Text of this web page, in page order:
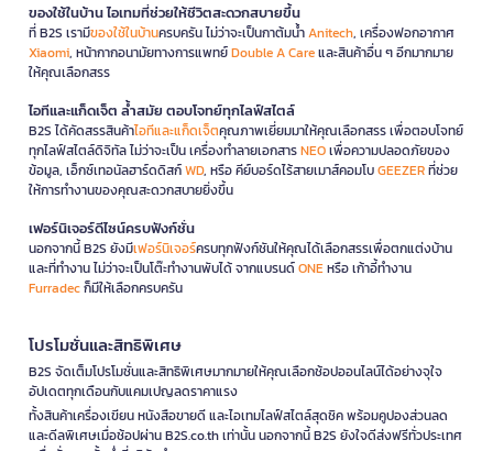
ของใช้ในบ้าน ไอเทมที่ช่วยให้ชีวิตสะดวกสบายขึ้น
ที่ B2S เรามีของใช้ในบ้านครบครัน ไม่ว่าจะเป็นกาต้มน้ำAnitech, เครื่องฟอกอากาศ
Xiaomi, หน้ากากอนามัยทางการแพทย์Double A Careและสินค้าอื่น ๆ อีกมากมาย
ให้คุณเลือกสรร
ไอทีและแก็ดเจ็ต ล้ำสมัย ตอบโจทย์ทุกไลฟ์สไตล์
B2S ได้คัดสรรสินค้าไอทีและแก็ดเจ็ตคุณภาพเยี่ยมมาให้คุณเลือกสรร เพื่อตอบโจทย์
ทุกไลฟ์สไตล์ดิจิทัล ไม่ว่าจะเป็น เครื่องทำลายเอกสารNEOเพื่อความปลอดภัยของ
ข้อมูล, เอ็กซ์เทอนัลฮาร์ดดิสก์WD, หรือ คีย์บอร์ดไร้สายเมาส์คอมโบGEEZERที่ช่วย
ให้การทำงานของคุณสะดวกสบายยิ่งขึ้น
เฟอร์นิเจอร์ดีไซน์ครบฟังก์ชั่น
นอกจากนี้ B2S ยังมีเฟอร์นิเจอร์ครบทุกฟังก์ชันให้คุณได้เลือกสรรเพื่อตกแต่งบ้าน
และที่ทำงาน ไม่ว่าจะเป็นโต๊ะทำงานพับได้ จากแบรนด์ONEหรือ เก้าอี้ทำงาน
Furradecก็มีให้เลือกครบครัน
โปรโมชั่นและสิทธิพิเศษ
B2S จัดเต็มโปรโมชั่นและสิทธิพิเศษมากมายให้คุณเลือกช้อปออนไลน์ได้อย่างจุใจ
อัปเดตทุกเดือนกับแคมเปญลดราคาแรง
ทั้งสินค้าเครื่องเขียน หนังสือขายดี และไอเทมไลฟ์สไตล์สุดชิค พร้อมคูปองส่วนลด
และดีลพิเศษเมื่อช้อปผ่าน B2S.co.th เท่านั้น นอกจากนี้ B2S ยังใจดีส่งฟรีทั่วประเทศ